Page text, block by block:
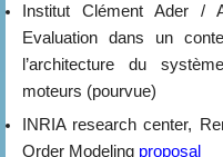
Institut Clément Ader /
Evaluation dans un
l’architecture du
moteurs (pourvue)
INRIA research center,
Order Modeling proposal